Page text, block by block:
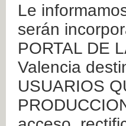
Le
serán
PORTAL DE
Valencia
USUARIOS